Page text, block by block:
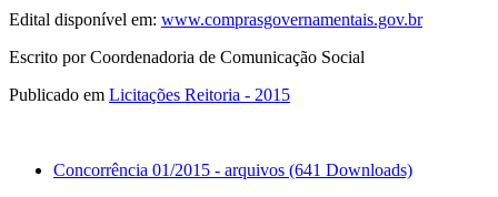
Edital disponível em: www.comprasgovernamentais.gov.br
Escrito por Coordenadoria de Comunicação Social
Publicado em Licitações Reitoria - 2015
Concorrência 01/2015 - arquivos (641 Downloads)